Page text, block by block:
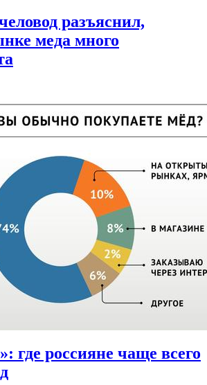
разъяснил,
меда много
где россияне чаще всего